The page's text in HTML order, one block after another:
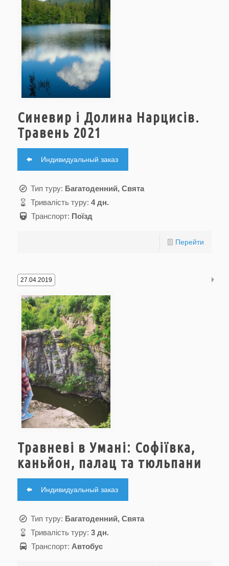
Синевир і Долина Нарцисів.
Травень 2021
Индивидуальный заказ
Тип туру: Багатоденний, Свята
Тривалість туру: 4 дн.
Транспорт: Поїзд
Перейти
27.04.2019
Травневі в Умані: Софіївка,
каньйон, палац та тюльпани
Индивидуальный заказ
Тип туру: Багатоденний, Свята
Тривалість туру: 3 дн.
Транспорт: Автобус